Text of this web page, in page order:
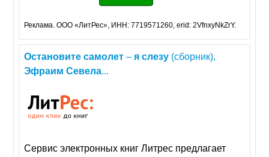
Реклама. ООО «ЛитРес», ИНН: 7719571260, erid: 2VfnxyNkZrY.
Остановите самолет –я слезу (сборник),
Эфраим Севела...
Сервис электронных книг Литрес предлагает